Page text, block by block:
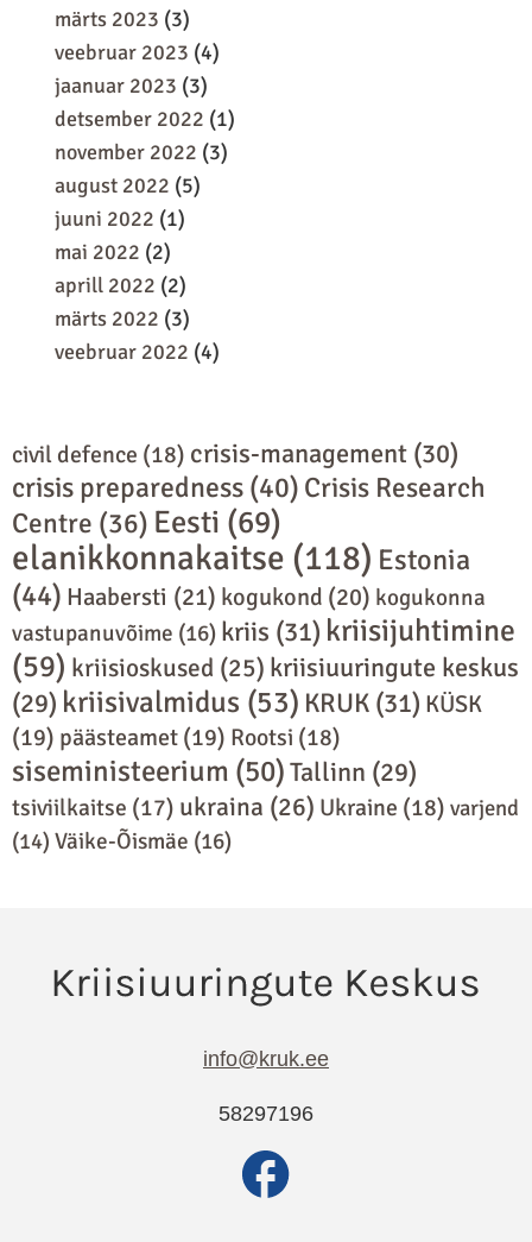
märts 2023 (3)
veebruar 2023 (4)
jaanuar 2023 (3)
detsember 2022 (1)
november 2022 (3)
august 2022 (5)
juuni 2022 (1)
mai 2022 (2)
aprill 2022 (2)
märts 2022 (3)
veebruar 2022 (4)
civil defence (18) crisis-management (30)
crisis preparedness (40) Crisis Research
Centre (36) Eesti (69)
elanikkonnakaitse (118) Estonia
(44) Haabersti (21) kogukond (20) kogukonna
vastupanuvõime (16) kriis (31) kriisijuhtimine
(59) kriisioskused (25) kriisiuuringute keskus
(29) kriisivalmidus (53) KRUK (31) KÜSK
(19) päästeamet (19) Rootsi (18)
siseministeerium (50)Tallinn (29)
tsiviilkaitse (17) ukraina (26) Ukraine (18) varjend
(14) Väike-Õismäe (16)
info@kruk.ee
58297196